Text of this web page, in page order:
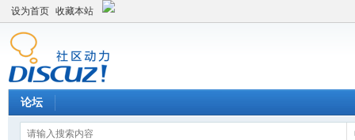
设为首页 收藏本站
论坛